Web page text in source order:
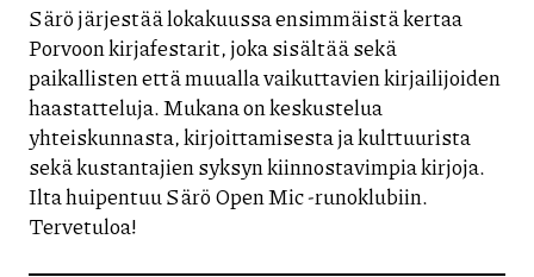
Särö järjestää lokakuussa ensimmäistä kertaa
Porvoon kirjafestarit, joka sisältää sekä
paikallisten että muualla vaikuttavien kirjailijoiden
haastatteluja. Mukana on keskustelua
yhteiskunnasta, kirjoittamisesta ja kulttuurista
sekä kustantajien syksyn kiinnostavimpia kirjoja.
Ilta huipentuu Särö Open Mic -runoklubiin.
Tervetuloa!